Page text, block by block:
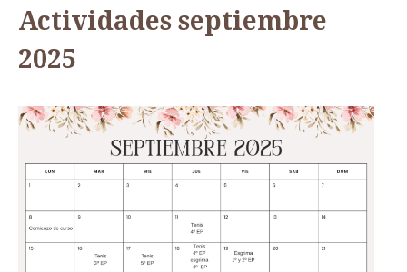
Actividades septiembre
2025